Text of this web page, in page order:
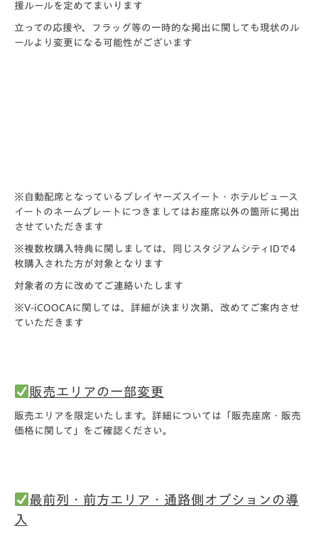
援ルールを定めてまいります
立っての応援や、フラッグ等の一時的な掲出に関しても現状のル
ールより変更になる可能性がございます
※自動配席となっているプレイヤーズスイート・ホテルビュース
イートのネームプレートにつきましてはお座席以外の箇所に掲出
させていただきます
※複数枚購入特典に関しましては、同じスタジアムシティIDで4
枚購入された方が対象となります
対象者の方に改めてご連絡いたします
※V-iCOOCAに関しては、詳細が決まり次第、改めてご案内させ
ていただきます
販売エリアの一部変更
販売エリアを限定いたします。詳細については 「販売座席・販売
価格に関して」
をご確認ください。
最前列・前方エリア・通路側オプションの導
入